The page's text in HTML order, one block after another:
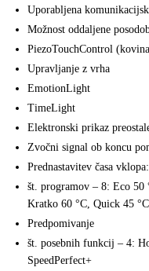
Uporabljena
Možnost oddaljene
PiezoTouchControl
Upravljanje z vrha
EmotionLight
TimeLight
Elektronski prikaz
Zvočni signal ob koncu
Prednastavitev časa
št. programov – 8: Eco 50
Kratko 60 °C, Quick 45
Predpomivanje
št. posebnih funkcij – 4:
SpeedPerfect+